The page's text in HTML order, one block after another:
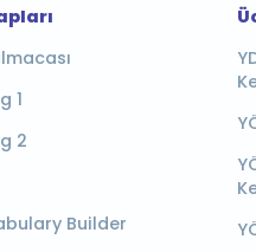
1
2
Builder